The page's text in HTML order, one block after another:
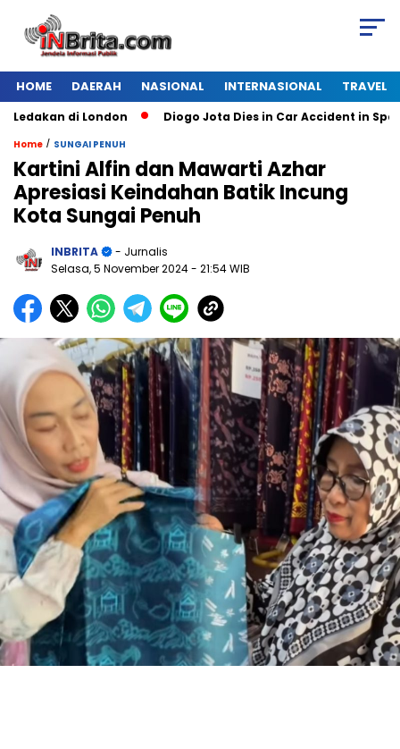
HOME DAERAH NASIONAL INTERNASIONAL TRAVEL
di London Diogo Jota Dies in Car Accident in Spain
Home / SUNGAI PENUH
Kartini Alfin dan Mawarti Azhar
Apresiasi Keindahan Batik Incung
Kota Sungai Penuh
INBRITA
- Jurnalis
Selasa, 5 November 2024- 21:54 WIB